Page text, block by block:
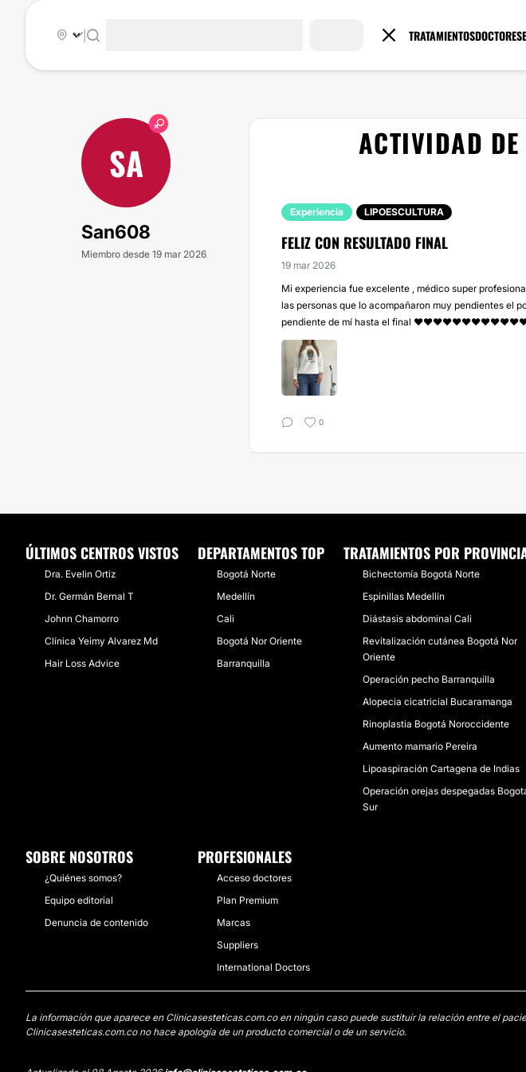
TRATAMIENTOSDOCTORES
|
SA
San608
Miembro desde 19 mar 2026
ACTIVIDAD
Experiencia LIPOESCULTURA
FELIZ CON RESULTADO FINAL
19 mar 2026
Mi experiencia fue excelente , médico super
las personas que lo acompañaron muy pendientes el
pendiente de mí hasta el final
0
ÚLTIMOS CENTROS VISTOS
Dra. Evelin Ortiz
Dr. Germán Bernal T
Johnn Chamorro
Clínica Yeimy Alvarez Md
Hair Loss Advice
DEPARTAMENTOS TOP
Bogotá Norte
Medellín
Cali
Bogotá Nor Oriente
Barranquilla
TRATAMIENTOS POR
Bichectomía Bogotá Norte
Espinillas Medellín
Diástasis abdominal Cali
Revitalización cutánea Bogotá Nor
Oriente
Operación pecho Barranquilla
Alopecia cicatricial Bucaramanga
Rinoplastia Bogotá Noroccidente
Aumento mamario Pereira
Lipoaspiración Cartagena de Indias
Operación orejas despegadas
Sur
SOBRE NOSOTROS
¿Quiénes somos?
Equipo editorial
Denuncia de contenido
PROFESIONALES
Acceso doctores
Plan Premium
Marcas
Suppliers
International Doctors
La información que aparece en Clinicasesteticas.com.co en ningún caso puede sustituir la relación entre el
Clinicasesteticas.com.co no hace apología de un producto comercial o de un servicio.